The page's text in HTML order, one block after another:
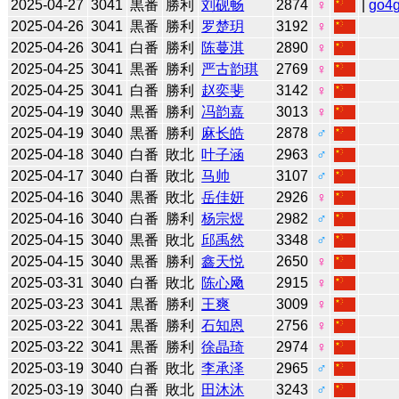
2025-04-27 3041 黒番 勝利 刘砚畅 2874 ♀ |
2025-04-26 3041 黒番 勝利 罗楚玥 3192
♀
2025-04-26 3041 白番 勝利 陈蔓淇 2890
♀
2025-04-25 3041 黒番 勝利 严古韵琪 2769
♀
2025-04-25 3041 白番 勝利 赵奕斐 3142
♀
2025-04-19 3040 黒番 勝利 冯韵嘉 3013
♀
2025-04-19 3040 黒番 勝利 麻长皓 2878
♂
2025-04-18 3040 白番 敗北 叶子涵 2963
♂
2025-04-17 3040 白番 敗北 马帅 3107
♂
2025-04-16 3040 黒番 敗北 岳佳妍 2926
♀
2025-04-16 3040 白番 勝利 杨宗煜 2982
♂
2025-04-15 3040 黒番 敗北 邱禹然 3348
♂
2025-04-15 3040 黒番 勝利 鑫天悦 2650
♀
2025-03-31 3040 白番 敗北 陈心飏 2915
♀
2025-03-23 3041 黒番 勝利 王爽 3009
♀
2025-03-22 3041 黒番 勝利 石知恩 2756
♀
2025-03-22 3041 黒番 勝利 徐晶琦 2974
♀
2025-03-19 3040 白番 敗北 李承泽 2965
♂
2025-03-19 3040 白番 敗北 田沐沐 3243 ♂